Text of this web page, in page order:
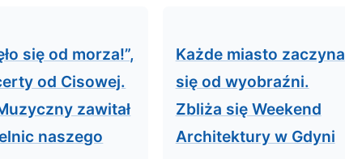
się od morza!”,
od Cisowej.
zawitał
naszego
Każde miasto zaczyna
się od wyobraźni.
Zbliża się Weekend
Architektury w Gdyni